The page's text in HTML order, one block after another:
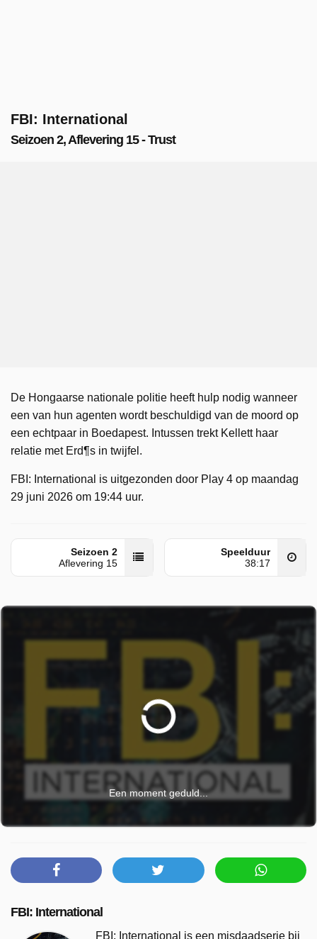
FBI: International
Seizoen 2, Aflevering 15 - Trust
De Hongaarse nationale politie heeft hulp nodig wanneer
een van hun agenten wordt beschuldigd van de moord op
een echtpaar in Boedapest. Intussen trekt Kellett haar
relatie met Erd¶s in twijfel.
FBI: International is uitgezonden door Play 4 op maandag
29 juni 2026 om 19:44 uur.
Seizoen 2
Aflevering 15
Speelduur
38:17
Een moment geduld...
FBI: International
FBI: International is een misdaadserie bij